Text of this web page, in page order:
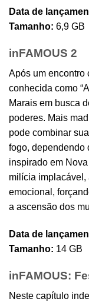
Data de
Tamanho: 6,9 GB
inFAMOUS 2
Após um encontro
conhecida como
Marais em busca
poderes. Mais
pode combinar
fogo, dependendo
inspirado em
milícia
emocional,
a ascensão dos
Data de
Tamanho: 14 GB
inFAMOUS:
Neste capítulo